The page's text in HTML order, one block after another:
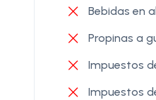
Bebidas en
Propinas a
Impuestos
Impuestos